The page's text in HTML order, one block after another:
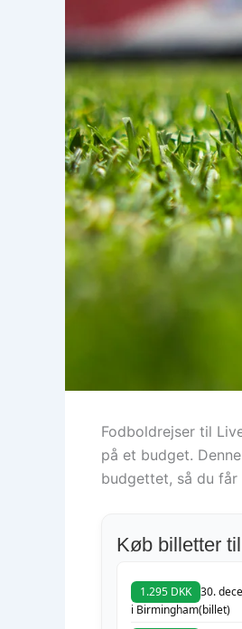
Fodboldrejser til
på et budget.
budgettet, så du
Køb billetter
1.295 DKK 30.
i Birmingham(billet)